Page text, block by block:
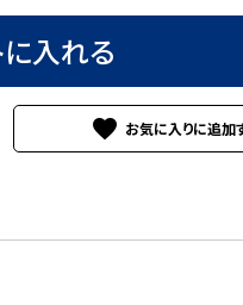
入れる
favorite